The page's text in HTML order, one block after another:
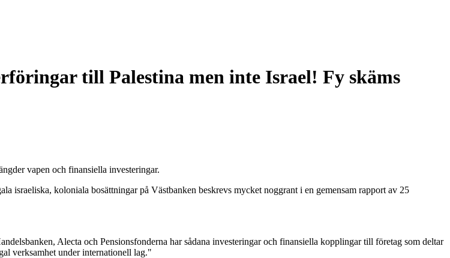
till Palestina men inte Israel! Fy skäms
vapen och finansiella investeringar.
israeliska, koloniala bosättningar på Västbanken beskrevs mycket noggrant i en gemensam rapport av 25
Alecta och Pensionsfonderna har sådana investeringar och finansiella kopplingar till företag som deltar
verksamhet under internationell lag."